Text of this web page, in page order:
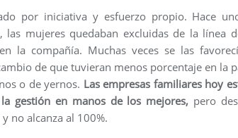
por iniciativa y esfuerzo propio. Hace
las mujeres quedaban excluidas de la línea
la compañía. Muchas veces se las
de que tuvieran menos porcentaje en la
o de yernos. Las empresas familiares hoy
gestión en manos de los mejores, pero
no alcanza al 100%.